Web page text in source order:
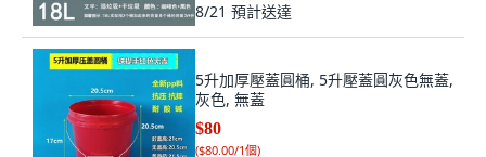
8/21 預計送達
5升加厚壓蓋圓桶, 5升壓蓋圓灰色無蓋,
灰色, 無蓋
$80
($80.00/1個)